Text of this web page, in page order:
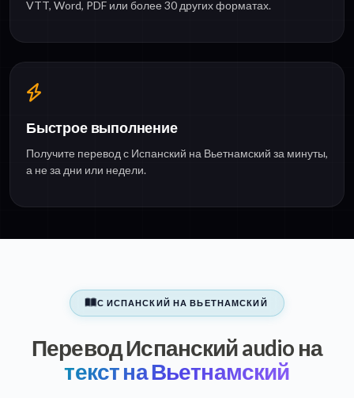
VTT, Word, PDF или более 30 других форматах.
Быстрое выполнение
Получите перевод с Испанский на Вьетнамский за минуты,
а не за дни или недели.
С ИСПАНСКИЙ НА ВЬЕТНАМСКИЙ
Перевод Испанский audio на
текст на Вьетнамский